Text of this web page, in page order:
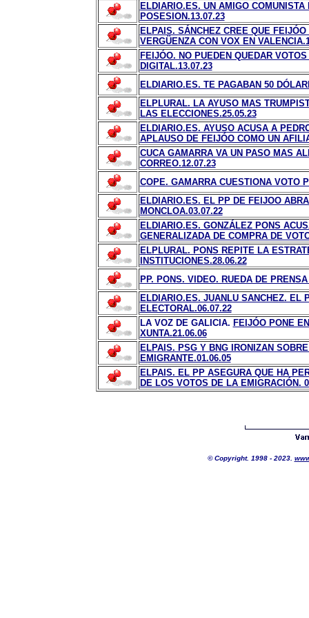
ELDIARIO.ES. UN AMIGO
POSESION.13.07.23
ELPAIS. SÁNCHEZ CREE QUE
VERGÜENZA CON VOX EN
FEIJÓO. NO PUEDEN QUEDAR
DIGITAL.13.07.23
ELDIARIO.ES. TE PAGABAN 50
ELPLURAL. LA AYUSO MAS
LAS ELECCIONES.25.05.23
ELDIARIO.ES. AYUSO ACUSA A
APLAUSO DE FEIJÓO COMO UN
CUCA GAMARRA VA UN PASO MAS
CORREO.12.07.23
COPE. GAMARRA CUESTIONA VOTO
ELDIARIO.ES. EL PP DE FEIJOO
MONCLOA.03.07.22
ELDIARIO.ES. GONZÁLEZ PONS
GENERALIZADA DE COMPRA DE
ELPLURAL. PONS REPITE LA
INSTITUCIONES.28.06.22
PP. PONS. VIDEO. RUEDA DE
ELDIARIO.ES. JUANLU SANCHEZ. EL
ELECTORAL.06.07.22
LA VOZ DE GALICIA. FEIJÓO PONE
XUNTA.21.06.06
ELPAIS. PSG Y BNG IRONIZAN
EMIGRANTE.01.06.05
ELPAIS. EL PP ASEGURA QUE HA
DE LOS VOTOS DE LA EMIGRACIÓN.
© Copyright. 1998 - 2023.